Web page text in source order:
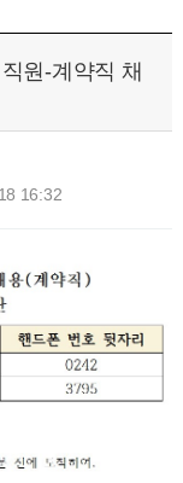
원-계약직 채
16:32